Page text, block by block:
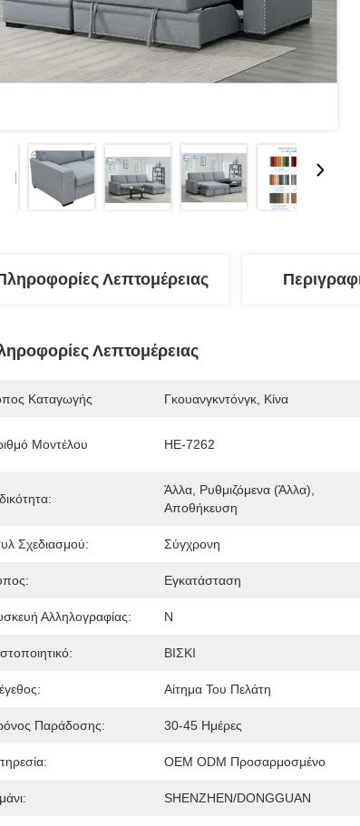
Λεπτομέρειας
Λεπτομέρειας
Καταγωγής Γκουανγκντόνγκ, Κίνα
Μοντέλου HE-7262
Άλλα, Ρυθμιζόμενα (άλλα),
Αποθήκευση
Σχεδιασμού: Σύγχρονη
Εγκατάσταση
Αλληλογραφίας: N
ΒΙΣΚΙ
Αίτημα Του Πελάτη
Παράδοσης: 30-45 Ημέρες
OEM ODM Προσαρμοσμένο
SHENZHEN/DONGGUAN